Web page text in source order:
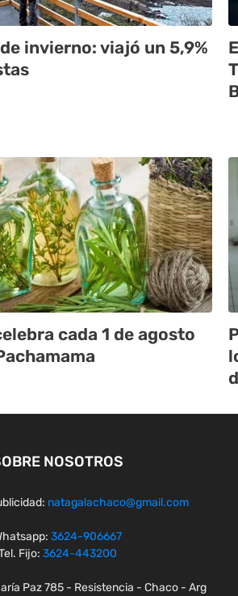
invierno: viajó un 5,9%
cada 1 de agosto
NOSOTROS
natagalachaco@gmail.com
3624-906667
Fijo: 3624-443200
Paz 785 - Resistencia - Chaco - Arg